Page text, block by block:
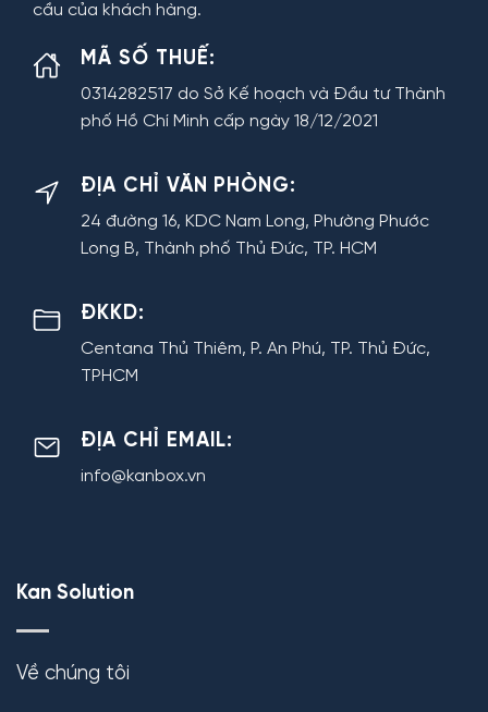
cầu của khách hàng.
MÃ SỐ THUẾ:
0314282517 do Sở Kế hoạch và Đầu tư Thành
phố Hồ Chí Minh cấp ngày 18/12/2021
ĐỊA CHỈ VĂN PHÒNG:
24 đường 16, KDC Nam Long, Phường Phước
Long B, Thành phố Thủ Đức, TP. HCM
ĐKKD:
Centana Thủ Thiêm, P. An Phú, TP. Thủ Đức,
TPHCM
ĐỊA CHỈ EMAIL:
info@kanbox.vn
Kan Solution
Về chúng tôi